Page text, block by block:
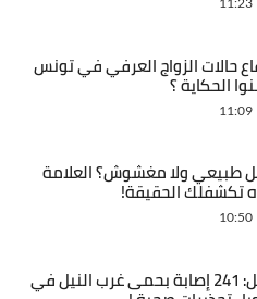
حالات الزواج العرفي في تونس
الحكاية ؟
11:09
طبيعي ولا مغشوش؟ العلامة
تكشفلك الحقيقة!
10:50
عاجل: 241 إصابة بحمى غرب النيل في